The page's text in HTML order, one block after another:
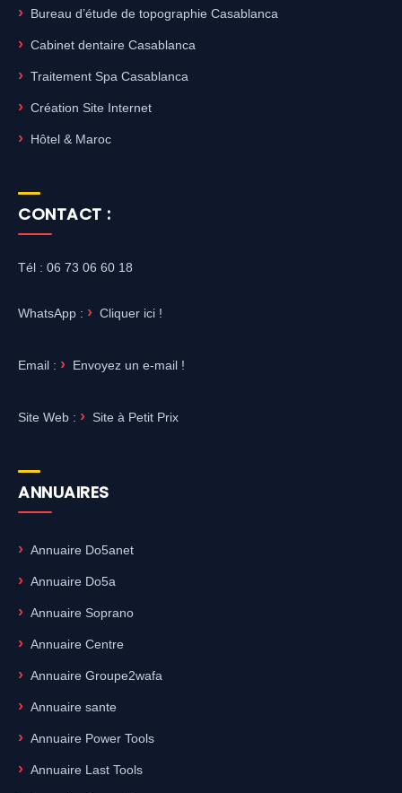
Bureau d’étude de topographie Casablanca
Cabinet dentaire Casablanca
Traitement Spa Casablanca
Création Site Internet
Hôtel & Maroc
CONTACT :
Tél : 06 73 06 60 18
WhatsApp : Cliquer ici !
Email : Envoyez un e-mail !
Site Web : Site à Petit Prix
ANNUAIRES
Annuaire Do5anet
Annuaire Do5a
Annuaire Soprano
Annuaire Centre
Annuaire Groupe2wafa
Annuaire sante
Annuaire Power Tools
Annuaire Last Tools